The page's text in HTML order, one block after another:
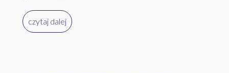
czytaj dalej